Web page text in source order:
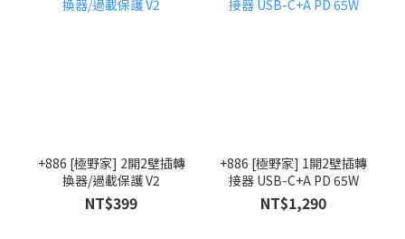
+886 [極野家] 2開2壁插轉
換器/過載保護 V2
NT$399
+886 [極野家] 1開2壁插轉
接器 USB-C+A PD 65W
NT$1,290